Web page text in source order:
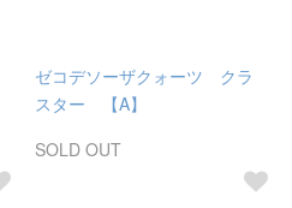
ゼコデソーザクォーツ クラ
スター 【A】
SOLD OUT